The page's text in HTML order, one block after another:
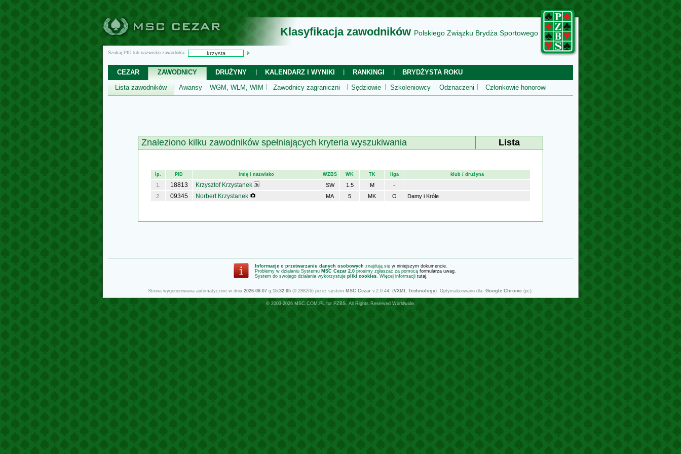
Klasyfikacja zawodników Polskiego Związku Brydża Sportowego
Szukaj PID lub nazwisko zawodnika:
CEZAR ZAWODNICY DRUŻYNY KALENDARZ I WYNIKI RANKINGI
BRYDŻYSTA ROKU
Lista zawodników
Awansy WGM, WLM, WIM Zawodnicy zagraniczni Sędziowie Szkoleniowcy Odznaczeni Członkowie honorowi
Znaleziono kilku zawodników spełniających kryteria wyszukiwania Lista
lp. PID imię i nazwisko WZBS WK TK liga klub / drużyna
1. 18813 Krzysztof Krzystanek SW 1.5 M
-
2.
09345 Norbert Krzystanek MA 5 MK O Damy i Króle
Informacje o przetwarzaniu danych osobowych znajdują się w niniejszym dokumencie.
Problemy w działaniu Systemu MSC Cezar 2.0 prosimy zgłaszać za pomocą formularza uwag.
System do swojego działania wykorzystuje pliki cookies. Więcej informacji tutaj.
Strona wygenerowana automatycznie w dniu 2026-08-07 g.15:32:05 (0.2882/6) przez system MSC Cezar v.2.0.44. (VXML Technology). Optymalizowano dla: Google Chrome (pc).
© 2003-2026 MSC.COM.PLfor PZBS. All Rights Reserved Worldwide.